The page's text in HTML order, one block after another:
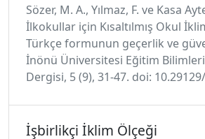
Sözer, M. A., Yılmaz, F. ve Kasa
İlkokullar için Kısaltılmış Okul
Türkçe formunun geçerlik ve
İnönü Üniversitesi Eğitim
Dergisi, 5 (9), 31-47. doi:
İşbirlikçi İklim Ölçeği